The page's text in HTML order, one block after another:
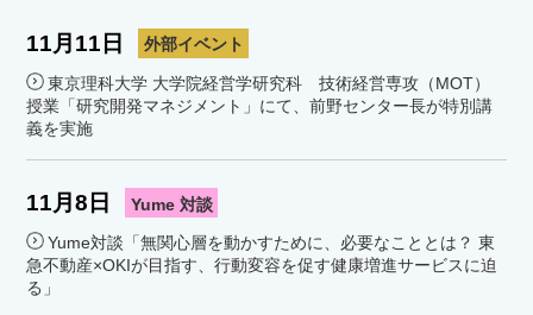
11月11日 外部イベント
東京理科大学 大学院経営学研究科 技術経営専攻（MOT）
授業「研究開発マネジメント」にて、前野センター長が特別講
義を実施
11月8日 Yume 対談
Yume対談「無関心層を動かすために、必要なこととは？ 東
急不動産×OKIが目指す、行動変容を促す健康増進サービスに迫
る」